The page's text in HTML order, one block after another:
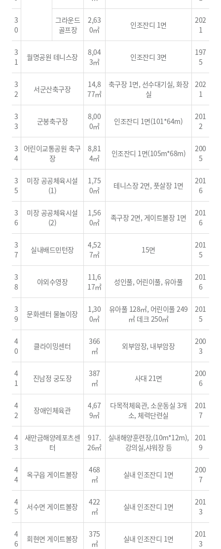
3
0
그라운드
골프장
2,63
0㎡
인조잔디 1면
202
1
3
1
월명공원 테니스장
8,04
3㎡
인조잔디 3면
197
5
3
2
서군산축구장
14,8
77㎡
축구장 1면, 선수대기실, 화장
실
202
1
3
3
군봉축구장
8,00
0㎡
인조잔디 1면(101*64m)
201
2
3
4
어린이교통공원 축구
장
8,81
4㎡
인조잔디 1면(105m*68m)
200
5
3
5
미장 공공체육시설
(1)
1,75
0㎡
테니스장 2면, 풋살장 1면
201
6
3
6
미장 공공체육시설
(2)
1,56
0㎡
족구장 2면, 게이트볼장 1면
201
6
3
7
실내배드민턴장
4,52
7㎡
15면
201
5
3
8
야외수영장
11,6
17㎡
성인풀, 어린이풀, 유아풀
201
6
3
9
문화센터 물놀이장
1,30
0㎡
유아풀 128㎡, 어린이풀 249
㎡ 데크 250㎡
201
5
4
0
클라이밍센터
366
㎡
외부암장, 내부암장
200
3
4
1
진남정 궁도장
387
㎡
사대 21면
200
6
4
2
장애인체육관
4,67
9㎡
다목적체육관, 소운동실 3개
소, 체력단련실
201
7
4
3
새만금해양레포츠센
터
917.
26㎡
실내해양훈련장,(10m*12m),
강의실,샤워장 등
201
9
4
4
옥구읍 게이트볼장
468
㎡
실내 인조잔디 1면
200
7
4
5
서수면 게이트볼장
422
㎡
실내 인조잔디 1면
201
3
4
6
회현면 게이트볼장
375
㎡
실내 인조잔디 1면
201
3